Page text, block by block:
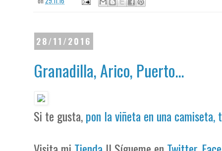
28/11/2016
Granadilla, Arico, Puerto...
Si te gusta,pon la viñeta en una camiseta,